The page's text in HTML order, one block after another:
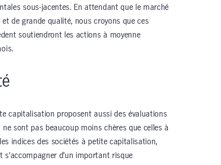
sous-jacentes. En attendant que le marché
de grande qualité, nous croyons que ces
soutiendront les actions à moyenne
capitalisation proposent aussi des évaluations
sont pas beaucoup moins chères que celles à
indices des sociétés à petite capitalisation,
s’accompagner d’un important risque